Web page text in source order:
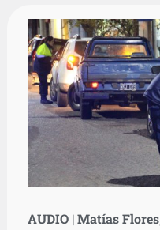
AUDIO | Matías